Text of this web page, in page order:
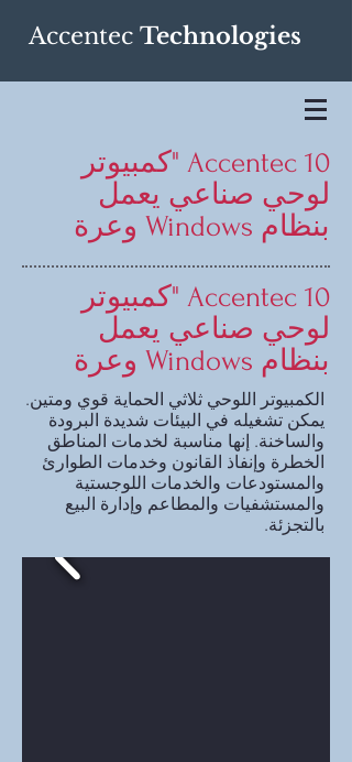
Accentec Technologies
Accentec 10 "كمبيوتر
لوحي صناعي يعمل
بنظام Windows وعرة
Accentec 10 "كمبيوتر
لوحي صناعي يعمل
بنظام Windows وعرة
الكمبيوتر اللوحي ثلاثي الحماية قوي ومتين.
يمكن تشغيله في البيئات شديدة البرودة
والساخنة. إنها مناسبة لخدمات المناطق
الخطرة وإنفاذ القانون وخدمات الطوارئ
والمستودعات والخدمات اللوجستية
والمستشفيات والمطاعم وإدارة البيع
بالتجزئة.